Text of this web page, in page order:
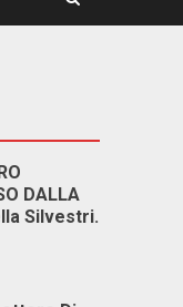
DALLA
Silvestri.